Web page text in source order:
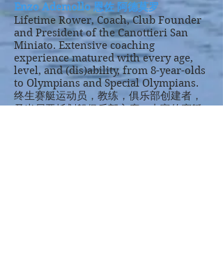
Enzo Ademollo 恩佐 阿德莫罗
Lifetime Rower, Coach, Club Founder
and President of the Canottieri San
Miniato. Extensive coaching
experience matured with every age,
level, and (dis)ability, from 8-year-olds
to Olympians and Special Olympians.
终生赛艇运动员，教练，俱乐部创建者，
圣米尼亚托划船俱乐部主席。丰富的赛艇